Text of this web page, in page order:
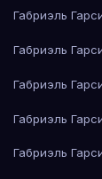
Габриэль
Габриэль
Габриэль
Габриэль
Габриэль